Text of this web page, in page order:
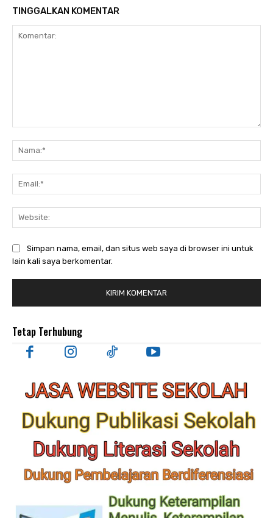
TINGGALKAN KOMENTAR
Simpan nama, email, dan situs web saya di browser ini untuk
lain kali saya berkomentar.
Tetap Terhubung